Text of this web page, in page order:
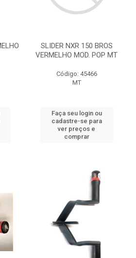
SLIDER NXR 150 BROS
VERMELHO MOD. POP MT
Código: 45466
MT
Faça seu login ou
cadastre-se para
ver preços e
comprar